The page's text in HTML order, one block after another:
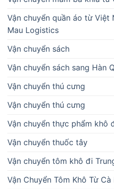
Vận chuyển quần áo từ Việt
Mau Logistics
Vận chuyển sách
Vận chuyển sách sang Hàn
Vận chuyển thú cưng
Vận chuyển thú cưng
Vận chuyển thực phẩm khô
Vận chuyển thuốc tây
Vận chuyển tôm khô đi
Vận Chuyển Tôm Khô Từ